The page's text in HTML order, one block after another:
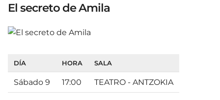
El secreto de Amila
DÍA HORA SALA
Sábado 9 17:00 TEATRO - ANTZOKIA